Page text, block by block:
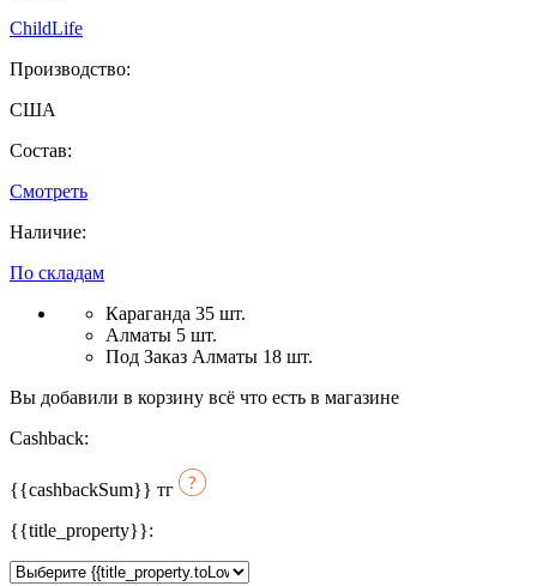
ChildLife
Производство:
США
Состав:
Смотреть
Наличие:
По складам
Караганда 35 шт.
Алматы 5 шт.
Под Заказ Алматы 18 шт.
Вы добавили в корзину всё что есть в магазине
Cashback:
{{cashbackSum}} тг
{{title_property}}: